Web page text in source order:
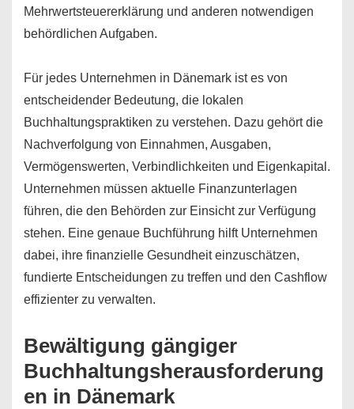
Mehrwertsteuererklärung und anderen notwendigen
behördlichen Aufgaben.
Für jedes Unternehmen in Dänemark ist es von
entscheidender Bedeutung, die lokalen
Buchhaltungspraktiken zu verstehen. Dazu gehört die
Nachverfolgung von Einnahmen, Ausgaben,
Vermögenswerten, Verbindlichkeiten und Eigenkapital.
Unternehmen müssen aktuelle Finanzunterlagen
führen, die den Behörden zur Einsicht zur Verfügung
stehen. Eine genaue Buchführung hilft Unternehmen
dabei, ihre finanzielle Gesundheit einzuschätzen,
fundierte Entscheidungen zu treffen und den Cashflow
effizienter zu verwalten.
Bewältigung gängiger
Buchhaltungsherausforderung
en in Dänemark